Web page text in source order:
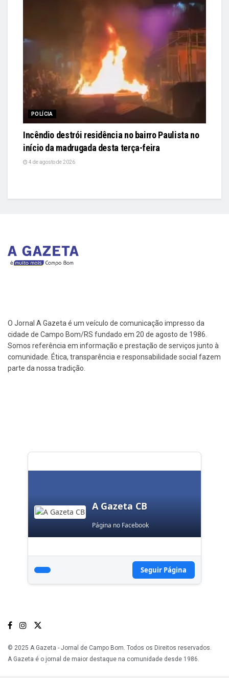
POLÍCIA
Incêndio destrói residência no bairro Paulista no
início da madrugada desta terça-feira
4 de agosto de 2026
O Jornal A Gazeta é um veículo de comunicação impresso da
cidade de Campo Bom/RS fundado em 20 de agosto de 1986.
Somos referência em informação e prestação de serviços junto à
comunidade. Ética, transparência e responsabilidade social fazem
parte da nossa tradição.
A Gazeta CB
Página no Facebook
Seguir Página
© 2025 A Gazeta - Jornal de Campo Bom. Todos os Direitos reservados.
A Gazeta é o jornal de maior destaque na comunidade desde 1986.